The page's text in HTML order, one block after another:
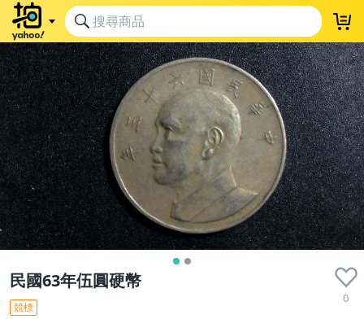
民國63年伍圓硬幣
0
競標